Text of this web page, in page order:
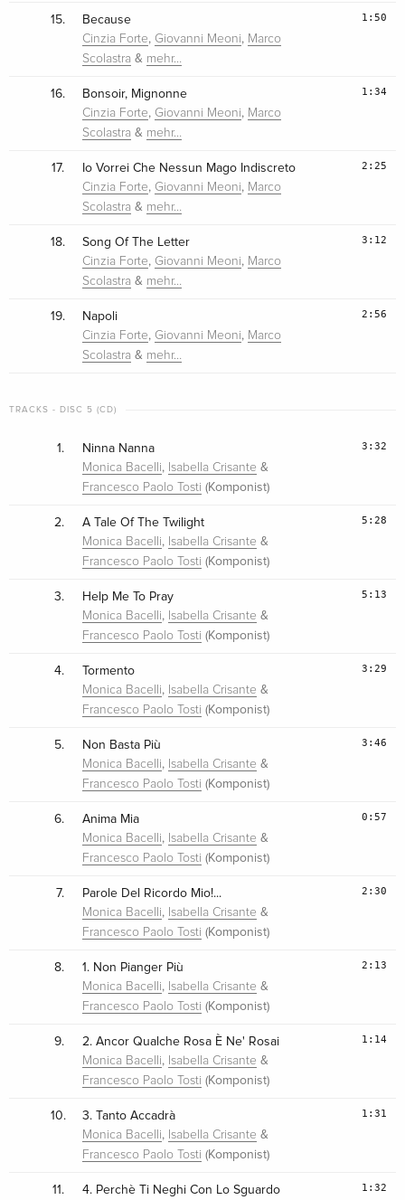
15. Because
Cinzia Forte, Giovanni Meoni, Marco
Scolastra & mehr…
1:50
16. Bonsoir, Mignonne
Cinzia Forte, Giovanni Meoni, Marco
Scolastra & mehr…
1:34
17. Io Vorrei Che Nessun Mago Indiscreto
Cinzia Forte, Giovanni Meoni, Marco
Scolastra & mehr…
2:25
18. Song Of The Letter
Cinzia Forte, Giovanni Meoni, Marco
Scolastra & mehr…
3:12
19. Napoli
Cinzia Forte, Giovanni Meoni, Marco
Scolastra & mehr…
2:56
TRACKS - DISC 5 (CD)
1. Ninna Nanna
Monica Bacelli, Isabella Crisante &
Francesco Paolo Tosti (Komponist)
3:32
2. A Tale Of The Twilight
Monica Bacelli, Isabella Crisante &
Francesco Paolo Tosti (Komponist)
5:28
3. Help Me To Pray
Monica Bacelli, Isabella Crisante &
Francesco Paolo Tosti (Komponist)
5:13
4. Tormento
Monica Bacelli, Isabella Crisante &
Francesco Paolo Tosti (Komponist)
3:29
5. Non Basta Più
Monica Bacelli, Isabella Crisante &
Francesco Paolo Tosti (Komponist)
3:46
6. Anima Mia
Monica Bacelli, Isabella Crisante &
Francesco Paolo Tosti (Komponist)
0:57
7. Parole Del Ricordo Mio!...
Monica Bacelli, Isabella Crisante &
Francesco Paolo Tosti (Komponist)
2:30
8. 1. Non Pianger Più
Monica Bacelli, Isabella Crisante &
Francesco Paolo Tosti (Komponist)
2:13
9. 2. Ancor Qualche Rosa È Ne' Rosai
Monica Bacelli, Isabella Crisante &
Francesco Paolo Tosti (Komponist)
1:14
10. 3. Tanto Accadrà
Monica Bacelli, Isabella Crisante &
Francesco Paolo Tosti (Komponist)
1:31
11.
4. Perchè Ti Neghi Con Lo Sguardo
1:32